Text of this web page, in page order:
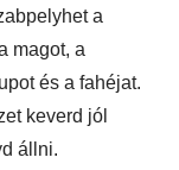
a
magot, a
és a fahéjat.
keverd jól
állni.